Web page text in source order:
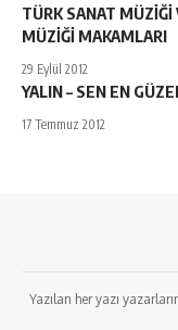
TÜRK SANAT MÜZİĞİ
MÜZİĞİ MAKAMLARI
29 Eylül 2012
YALIN – SEN EN
17 Temmuz 2012
Yazılan her yazı